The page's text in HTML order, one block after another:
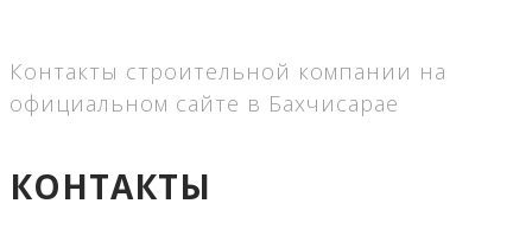
Контакты строительной компании на
официальном сайте в Бахчисарае
КОНТАКТЫ